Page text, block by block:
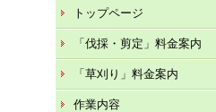
トップページ
「伐採・剪定」料金案内
「草刈り」料金案内
作業内容